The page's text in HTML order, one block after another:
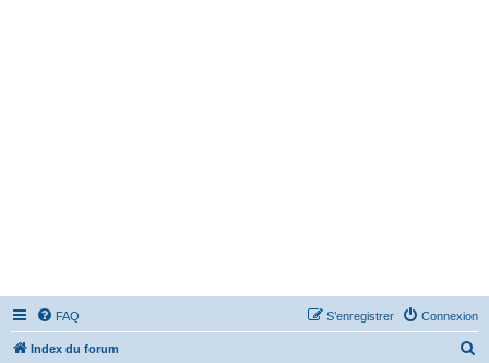
FAQ Connexion
S’enregistrer
Index du forum